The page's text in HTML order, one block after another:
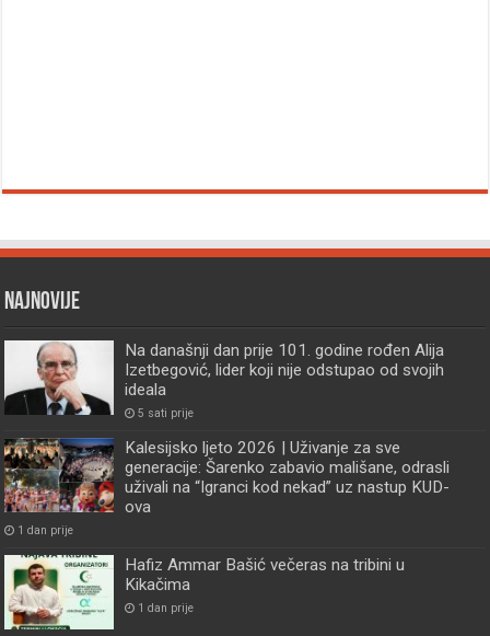
Najnovije
Na današnji dan prije 101. godine rođen Alija
Izetbegović, lider koji nije odstupao od svojih
ideala
5 sati prije
Kalesijsko ljeto 2026 | Uživanje za sve
generacije: Šarenko zabavio mališane, odrasli
uživali na “Igranci kod nekad” uz nastup KUD-
ova
1 dan prije
Hafiz Ammar Bašić večeras na tribini u
Kikačima
1 dan prije